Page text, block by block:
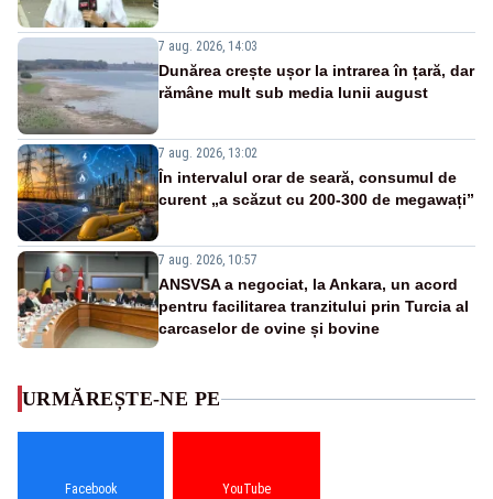
7 aug. 2026, 14:03
Dunărea crește ușor la intrarea în țară, dar
rămâne mult sub media lunii august
7 aug. 2026, 13:02
În intervalul orar de seară, consumul de
curent „a scăzut cu 200-300 de megawați”
7 aug. 2026, 10:57
ANSVSA a negociat, la Ankara, un acord
pentru facilitarea tranzitului prin Turcia al
carcaselor de ovine și bovine
URMĂREȘTE-NE PE
Facebook YouTube